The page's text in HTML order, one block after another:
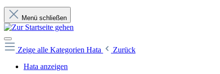
Menü schließen
Zeige alle Kategorien Hata
Zurück
Hata anzeigen